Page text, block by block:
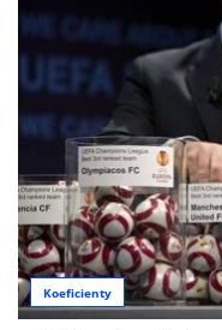
Koeficienty